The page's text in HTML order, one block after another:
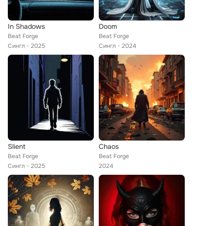
In Shadows
Beat Forge
Сингл
2025
Doom
Beat Forge
Сингл
2024
Slient
Beat Forge
Сингл
2025
Chaos
Beat Forge
2024